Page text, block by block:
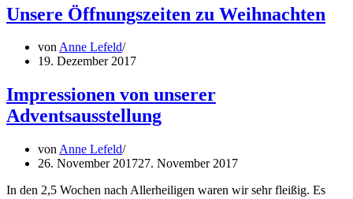
Unsere Öffnungszeiten zu Weihnachten
vonAnne Lefeld
19. Dezember 2017
Impressionen von unserer
Adventsausstellung
von Anne Lefeld
26. November 201727. November 2017
In den 2,5 Wochen nach Allerheiligen waren wir sehr fleißig. Es